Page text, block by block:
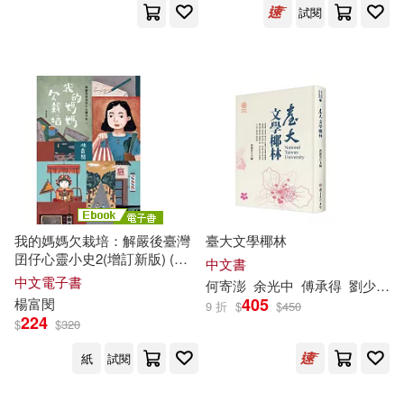
試閱
我的媽媽欠栽培：解嚴後臺灣
囝仔心靈小史2(增訂新版) (電
子書)
中文電子書
楊富閔
$224 $320
紙
試閱
臺大文學椰林
中文書
何寄澎 余光中 傅承得 劉少雄
9 折 $405 $450